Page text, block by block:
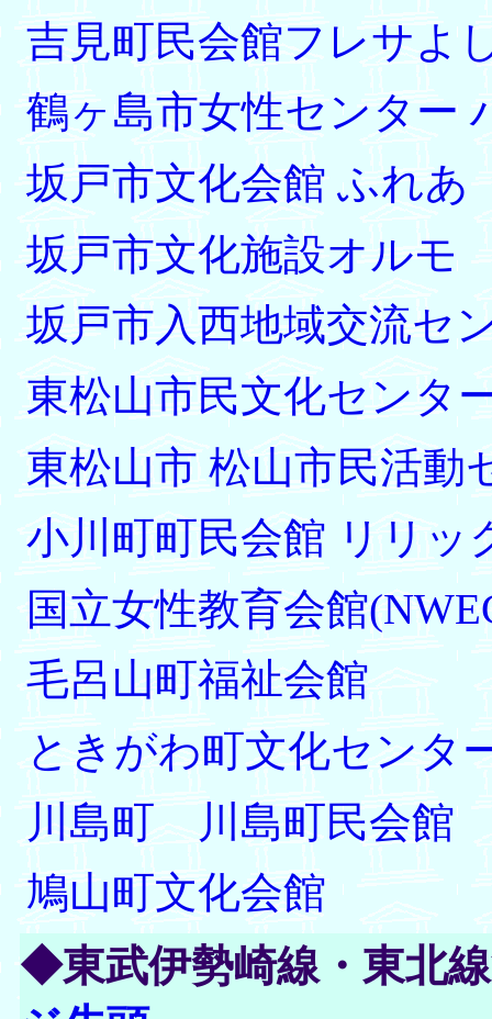
吉見町民会館フレサよ
鶴ヶ島市女性センター
坂戸市文化会館 ふれあ
坂戸市文化施設オルモ
坂戸市入西地域交流セ
東松山市民文化センタ
東松山市 松山市民活動
小川町町民会館 リリッ
国立女性教育会館
毛呂山町福祉会館
ときがわ町文化センタ
川島町 川島町民会館
鳩山町文化会館
◆東武伊勢崎線・東北